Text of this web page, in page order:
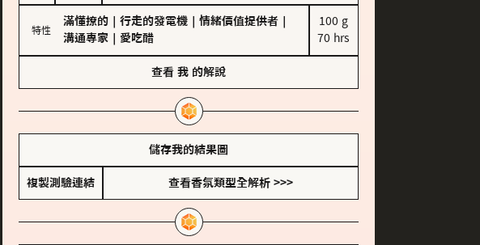
特性
滿懂撩的 行走的發電機 情緒價值提供者
溝通專家
愛吃醋
100 g
70 hrs
查看 我 的解說
儲存我的結果圖
複製測驗連結 查看香氛類型全解析 >>>